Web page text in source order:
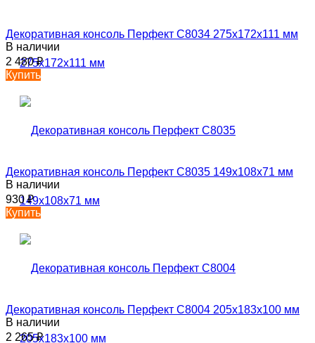
Декоративная консоль Перфект C8034 275х172х111 мм
В наличии
2 480₽
Купить
Декоративная консоль Перфект C8035 149х108х71 мм
В наличии
930₽
Купить
Декоративная консоль Перфект C8004 205х183х100 мм
В наличии
2 265₽